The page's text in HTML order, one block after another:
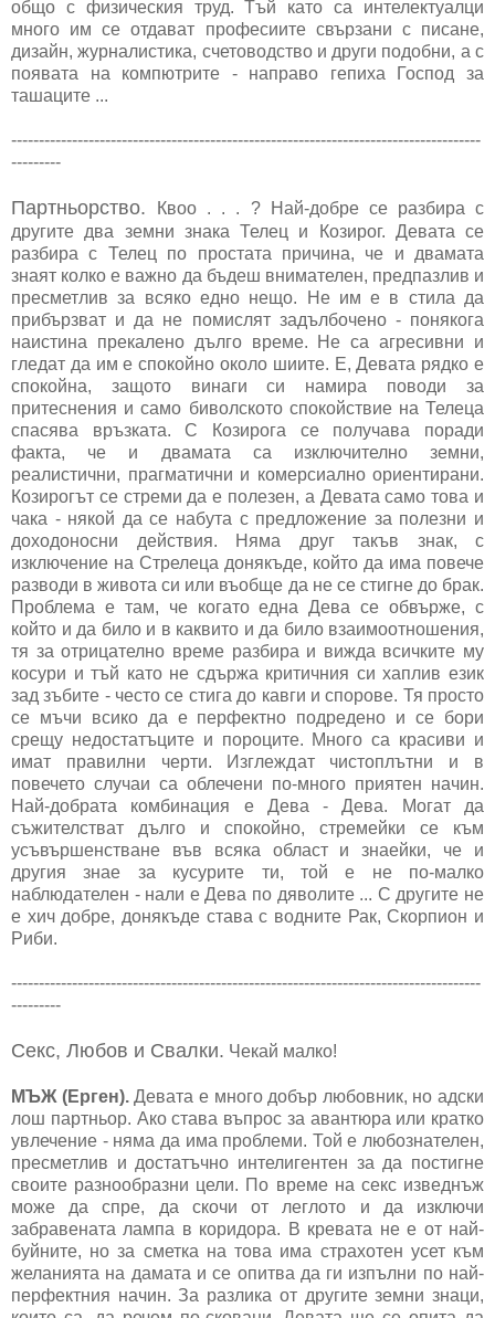
общо с физическия труд. Тъй като са интелектуалци
много им се отдават професиите свързани с писане,
дизайн, журналистика, счетоводство и други подобни, а с
появата на компютрите - направо гепиха Господ за
ташаците ...
-------------------------------------------------------------------------------------
---------
Партньорство.
Квоо . . . ? Най-добре се разбира с
другите два земни знака Телец и Козирог. Девата се
разбира с Телец по простата причина, че и двамата
знаят колко е важно да бъдеш внимателен, предпазлив и
пресметлив за всяко едно нещо. Не им е в стила да
прибързват и да не помислят задълбочено - понякога
наистина прекалено дълго време. Не са агресивни и
гледат да им е спокойно около шиите. Е, Девата рядко е
спокойна, защото винаги си намира поводи за
притеснения и само биволското спокойствие на Телеца
спасява връзката. С Козирога се получава поради
факта, че и двамата са изключително земни,
реалистични, прагматични и комерсиално ориентирани.
Козирогът се стреми да е полезен, а Девата само това и
чака - някой да се набута с предложение за полезни и
доходоносни действия. Няма друг такъв знак, с
изключение на Стрелеца донякъде, който да има повече
разводи в живота си или въобще да не се стигне до брак.
Проблема е там, че когато една Дева се обвърже, с
който и да било и в каквито и да било взаимоотношения,
тя за отрицателно време разбира и вижда всичките му
косури и тъй като не сдържа критичния си хаплив език
зад зъбите - често се стига до кавги и спорове. Тя просто
се мъчи всико да е перфектно подредено и се бори
срещу недостатъците и пороците. Много са красиви и
имат правилни черти. Изглеждат чистоплътни и в
повечето случаи са облечени по-много приятен начин.
Най-добрата комбинация е Дева - Дева. Могат да
съжителстват дълго и спокойно, стремейки се към
усъвършенстване във всяка област и знаейки, че и
другия знае за кусурите ти, той е не по-малко
наблюдателен - нали е Дева по дяволите ... С другите не
е хич добре, донякъде става с водните Рак, Скорпион и
Риби.
-------------------------------------------------------------------------------------
---------
Секс, Любов и Свалки. Чекай малко!
МЪЖ (Ерген).Девата е много добър любовник, но адски
лош партньор. Ако става въпрос за авантюра или кратко
увлечение - няма да има проблеми. Той е любознателен,
пресметлив и достатъчно интелигентен за да постигне
своите разнообразни цели. По време на секс изведнъж
може да спре, да скочи от леглото и да изключи
забравената лампа в коридора. В кревата не е от най-
буйните, но за сметка на това има страхотен усет към
желанията на дамата и се опитва да ги изпълни по най-
перфектния начин. За разлика от другите земни знаци,